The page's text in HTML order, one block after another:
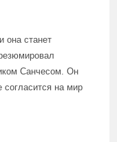
она станет
Санчесом. Он
согласится на мир